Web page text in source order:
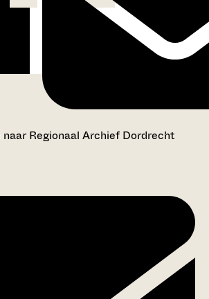
Regionaal Archief Dordrecht